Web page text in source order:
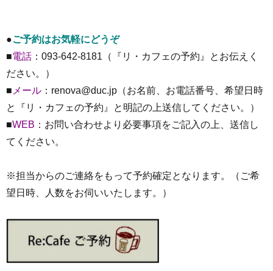
●ご予約はお気軽にどうぞ
■電話 ：093-642-8181（『リ・カフェの予約』とお伝えく
ださい。）
■ メール ：renova@duc.jp（お名前、お電話番号、希望日時
と『リ・カフェの予約』と明記の上送信してください。）
■WEB ：お問い合わせより必要事項をご記入の上、送信し
てください。
※担当からのご連絡をもって予約確定となります。（ご希
望日時、人数をお伺いいたします。）